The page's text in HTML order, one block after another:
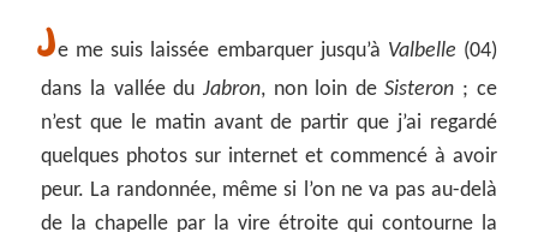
Je me suis laissée embarquer jusqu’à Valbelle (04)
dans la vallée du Jabron, non loin deSisteron ; ce
n’est que le matin avant de partir que j’ai regardé
quelques photos sur internet et commencé à avoir
peur. La randonnée, même si l’on ne va pas au-delà
de la chapelle par la vire étroite qui contourne la